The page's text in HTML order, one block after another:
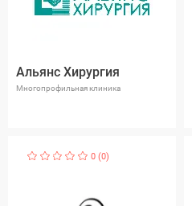
Альянс Хирургия
Многопрофильная клиника
0 (0)